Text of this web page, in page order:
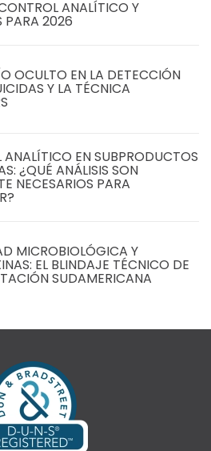
ANALÍTICO Y
PARA 2026
OCULTO EN LA DETECCIÓN
Y LA TÉCNICA
ANALÍTICO EN SUBPRODUCTOS
¿QUÉ ANÁLISIS SON
NECESARIOS PARA
MICROBIOLÓGICA Y
EL BLINDAJE TÉCNICO DE
SUDAMERICANA